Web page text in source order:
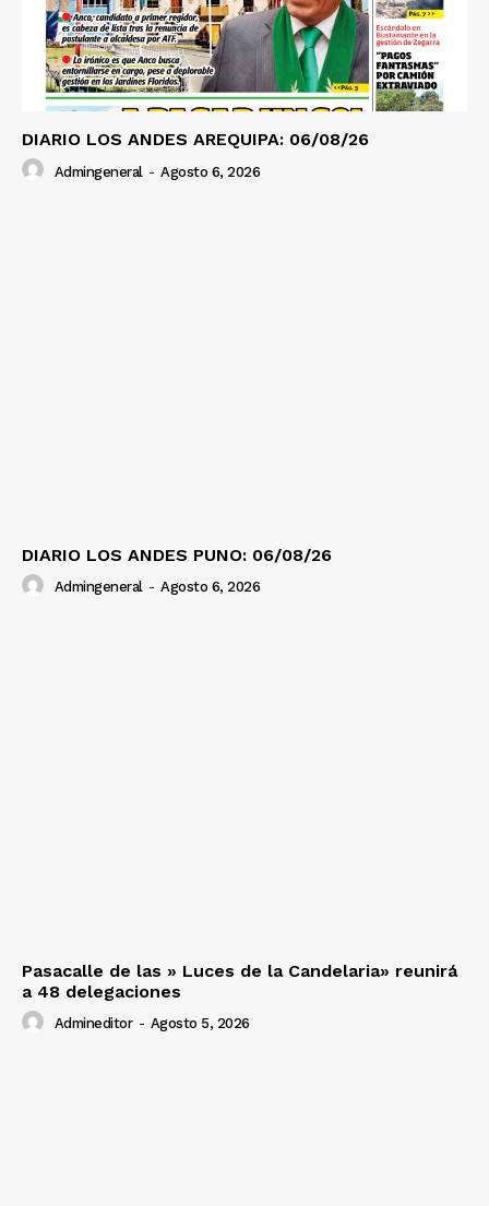
Diario los Andes
Nosotros
Contacto
DIARIO LOS ANDES AREQUIPA: 06/08/26
Admingeneral - Agosto 6, 2026
DIARIO LOS ANDES PUNO: 06/08/26
Admingeneral - Agosto 6, 2026
Pasacalle de las » Luces de la Candelaria» reunirá
a 48 delegaciones
Admineditor - Agosto 5, 2026